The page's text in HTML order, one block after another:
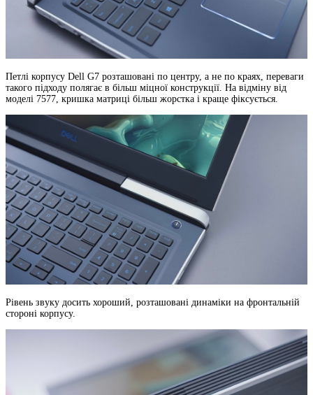
Петлі корпусу Dell G7 розташовані по центру, а не по краях, переваги
такого підходу полягає в більш міцної конструкції. На відміну від
моделі 7577, кришка матриці більш жорстка і краще фіксується.
Рівень звуку досить хороший, розташовані динаміки на фронтальній
стороні корпусу.